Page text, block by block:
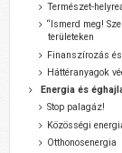
Természet-
“Ismerd meg!
területeken
Finanszírozás
Háttéranyagok
Energia és
Stop palagáz!
Közösségi
Otthonosenergia